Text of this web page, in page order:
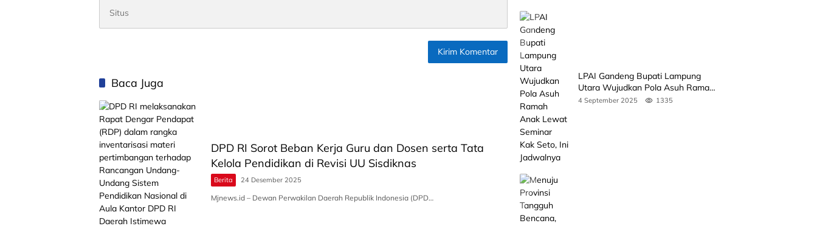
Baca Juga
DPD RI Sorot Beban Kerja Guru dan Dosen serta Tata
Kelola Pendidikan di Revisi UU Sisdiknas
Berita 24 Desember 2025
Mjnews.id – Dewan Perwakilan Daerah Republik Indonesia (DPD…
LPAI Gandeng Bupati Lampung
Utara Wujudkan Pola Asuh Ramah
Anak Lewat Seminar Kak Seto, Ini
4 September 2025 1335